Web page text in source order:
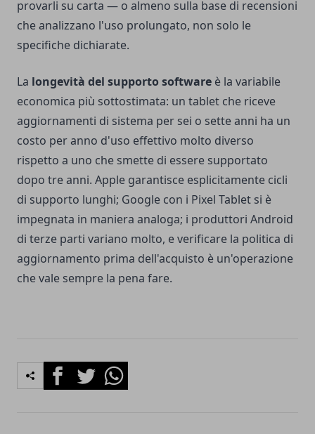
provarli su carta — o almeno sulla base di recensioni
che analizzano l'uso prolungato, non solo le
specifiche dichiarate.
La longevità del supporto software è la variabile
economica più sottostimata: un tablet che riceve
aggiornamenti di sistema per sei o sette anni ha un
costo per anno d'uso effettivo molto diverso
rispetto a uno che smette di essere supportato
dopo tre anni. Apple garantisce esplicitamente cicli
di supporto lunghi; Google con i Pixel Tablet si è
impegnata in maniera analoga; i produttori Android
di terze parti variano molto, e verificare la politica di
aggiornamento prima dell'acquisto è un'operazione
che vale sempre la pena fare.
FacebookTwitterWhatsapp